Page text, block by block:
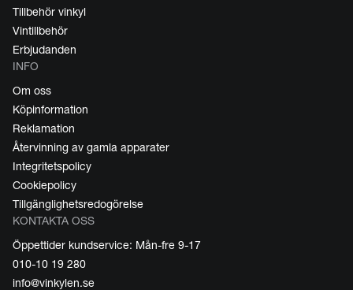
Tillbehör vinkyl
Vintillbehör
Erbjudanden
INFO
Om oss
Köpinformation
Reklamation
Återvinning av gamla apparater
Integritetspolicy
Cookiepolicy
Tillgänglighetsredogörelse
KONTAKTA OSS
Öppettider kundservice: Mån-fre 9-17
010-10 19 280
info@vinkylen.se